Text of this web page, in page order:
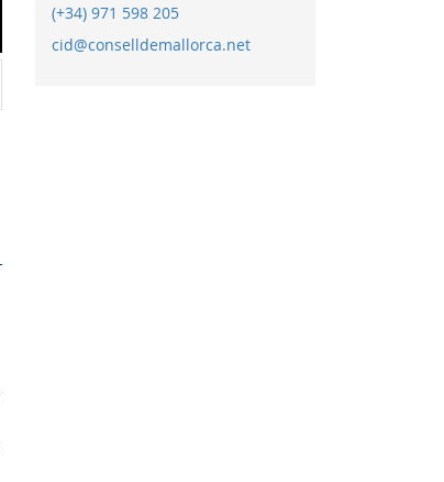
(+34) 971 598 205
cid@conselldemallorca.net